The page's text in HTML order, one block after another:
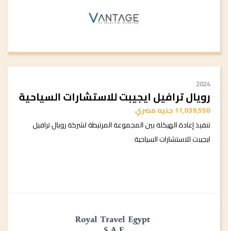
2024
رويال ترافيل ايجيبت للاستشارات السياحية
11,039,550 جنيه مصري
تنفيذ إعادة الهيكلة بين المجموعة المرتبطة لشركة رويال ترافيل
ايجيبت للاستشارات السياحية